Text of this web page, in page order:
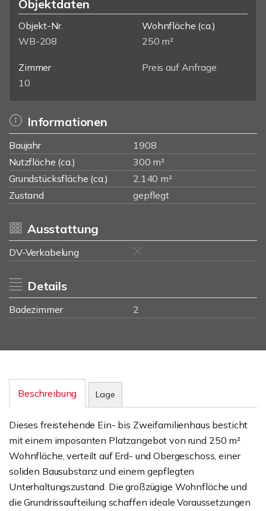
Objektdaten
Objekt-Nr.
WB-208
Wohnfläche (ca.)
250 m²
Zimmer
10
Preis auf Anfrage
Informationen
Baujahr
1908
Nutzfläche (ca.)
300 m²
Grundstücksfläche (ca.)
2.140 m²
Zustand
gepflegt
Ausstattung
DV-Verkabelung
Details
Badezimmer 2
Beschreibung Lage
Dieses freistehende Ein- bis Zweifamilienhaus besticht
mit einem imposanten Platzangebot von rund 250 m²
Wohnfläche, verteilt auf Erd- und Obergeschoss, einer
soliden Bausubstanz und einem gepflegten
Unterhaltungszustand. Die großzügige Wohnfläche und
die Grundrissaufteilung schaffen ideale Voraussetzungen